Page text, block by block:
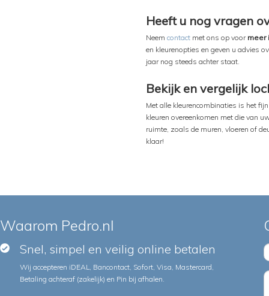
Heeft u nog vragen
Neem contact met ons op voor meer
en kleurenopties en geven u advies
jaar nog steeds achter staat.
Bekijk en vergelijk
Met alle kleurencombinaties is het
kleuren overeenkomen met die van
ruimte, zoals de muren, vloeren of
klaar!
Waarom Pedro.nl
Snel, simpel en veilig online betalen
Wij accepteren iDEAL, Bancontact, Sofort, Visa, Mastercard,
Betaling achteraf (zakelijk) en Pin bij afhalen.